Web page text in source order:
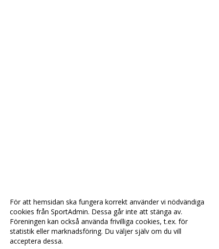
För att hemsidan ska fungera korrekt använder vi nödvändiga
cookies från SportAdmin. Dessa går inte att stänga av.
Föreningen kan också använda frivilliga cookies, t.ex. för
statistik eller marknadsföring. Du väljer själv om du vill
acceptera dessa.